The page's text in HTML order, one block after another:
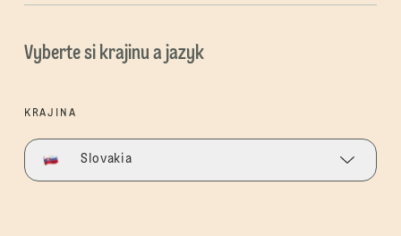
Vyberte si krajinu a jazyk
KRAJINA
Slovakia